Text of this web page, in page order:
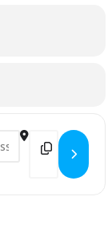
manuels